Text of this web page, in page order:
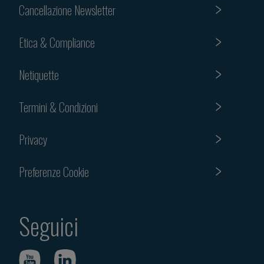
Cancellazione Newsletter
Etica & Compliance
Netiquette
Termini & Condizioni
Privacy
Preferenze Cookie
Seguici